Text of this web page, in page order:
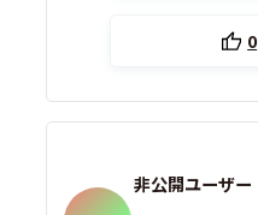
0
非公開ユーザー